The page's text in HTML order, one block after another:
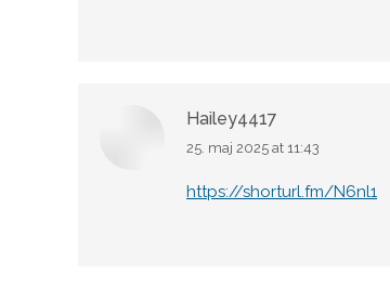
Hailey4417
says:
25. maj 2025 at 11:43
https://shorturl.fm/N6nl1